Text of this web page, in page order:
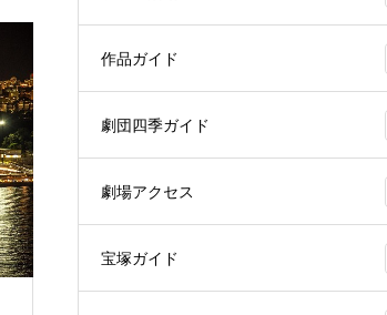
作品ガイド
劇団四季ガイド
劇場アクセス
宝塚ガイド